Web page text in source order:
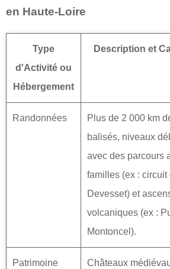
en Haute-Loire
Type
d'Activité ou
Hébergement
Description et
Randonnées
Plus de 2 000 km
balisés, niveaux
avec des parcours
familles (ex : circuit
Devesset) et
volcaniques (ex :
Montoncel).
Patrimoine
Châteaux